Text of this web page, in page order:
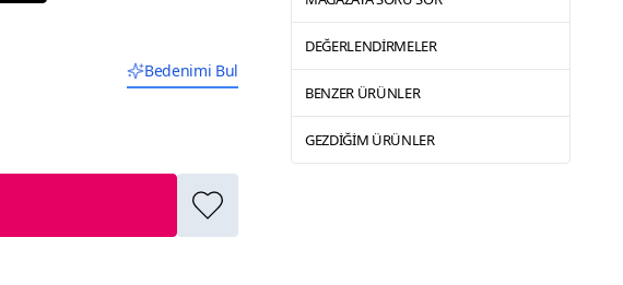
Bedenimi Bul
DEĞERLENDIRMELER
BENZER ÜRÜNLER
GEZDIĞIM ÜRÜNLER